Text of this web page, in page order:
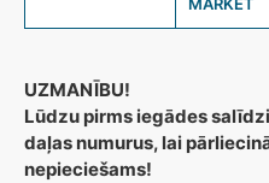
UZMANĪBU!
Lūdzu pirms iegādes
daļas numurus, lai
nepieciešams!